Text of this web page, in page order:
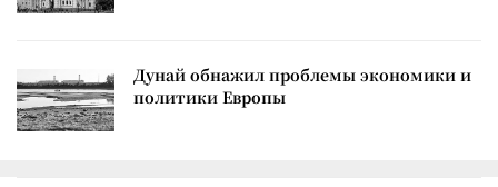
Дунай обнажил проблемы экономики и
политики Европы